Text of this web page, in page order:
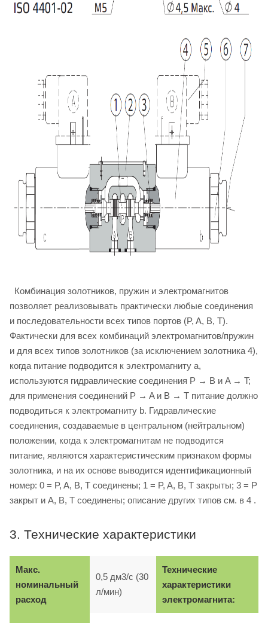
Комбинация золотников, пружин и электромагнитов
позволяет реализовывать практически любые соединения
и последовательности всех типов портов (P, A, B, T).
Фактически для всех комбинаций электромагнитов/пружин
и для всех типов золотников (за исключением золотника 4),
когда питание подводится к электромагниту a,
используются гидравлические соединения P → B и A → T;
для применения соединений P → A и B → T питание должно
подводиться к электромагниту b. Гидравлические
соединения, создаваемые в центральном (нейтральном)
положении, когда к электромагнитам не подводится
питание, являются характеристическим признаком формы
золотника, и на их основе выводится идентификационный
номер: 0 = P, A, B, T соединены; 1 = P, A, B, T закрыты; 3 = P
закрыт и A, B, T соединены; описание других типов см. в 4 .
3. Технические характеристики
Макс.
номинальный
расход
0,5 дм3/с (30
л/мин)
Технические
характеристики
электромагнита: